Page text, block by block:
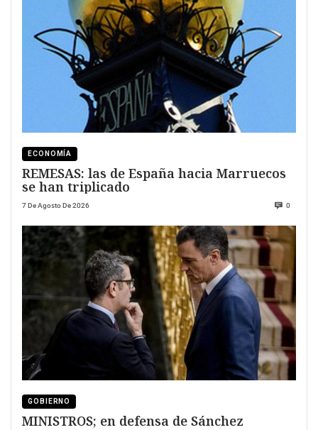
ECONOMÍA
REMESAS: las de España hacia Marruecos
se han triplicado
7 De Agosto De 2026 0
GOBIERNO
MINISTROS; en defensa de Sánchez